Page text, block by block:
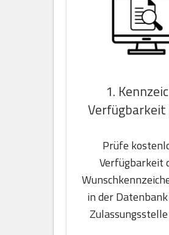
1.
Prüfe
Verfügbarkeit
in der